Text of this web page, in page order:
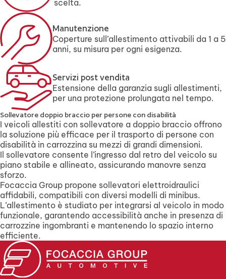
scelta.
Manutenzione
Coperture sull’allestimento attivabili da 1 a 5
anni, su misura per ogni esigenza.
Servizi post vendita
Estensione della garanzia sugli allestimenti,
per una protezione prolungata nel tempo.
Sollevatore doppio braccio per persone con disabilità
I veicoli allestiti con sollevatore a doppio braccio offrono
la soluzione più efficace per il trasporto di persone con
disabilità in carrozzina su mezzi di grandi dimensioni.
Il sollevatore consente l’ingresso dal retro del veicolo su
piano stabile e allineato, assicurando manovre senza
sforzo.
Focaccia Group propone sollevatori elettroidraulici
affidabili, compatibili con diversi modelli di minibus.
L’allestimento è studiato per integrarsi al veicolo in modo
funzionale, garantendo accessibilità anche in presenza di
carrozzine ingombranti e mantenendo lo spazio interno
efficiente.